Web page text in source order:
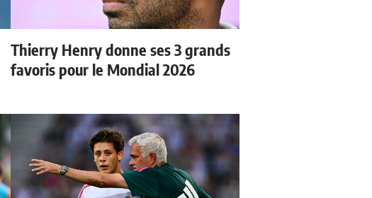
Thierry Henry donne ses 3 grands
favoris pour le Mondial 2026